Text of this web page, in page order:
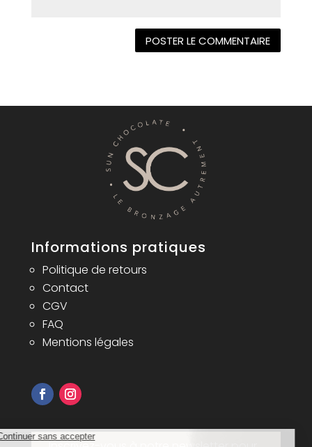
Informations pratiques
Politique de retours
Contact
CGV
FAQ
Mentions légales